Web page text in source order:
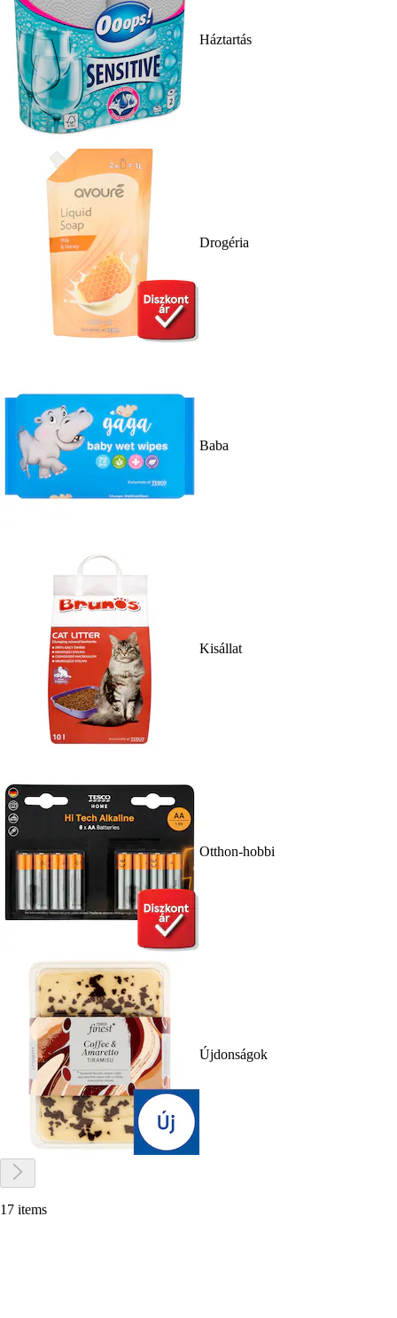
Háztartás
Drogéria
Baba
Kisállat
Otthon-hobbi
Újdonságok
17 items